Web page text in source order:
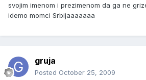
svojim imenom i prezimenom da ga ne
idemo momci Srbijaaaaaaa
gruja
Posted October 25, 2009